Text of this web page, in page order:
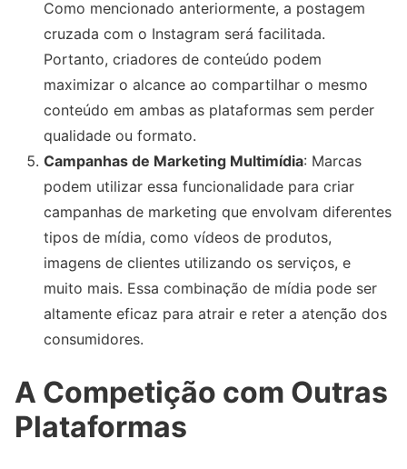
Como mencionado anteriormente, a postagem
cruzada com o Instagram será facilitada.
Portanto, criadores de conteúdo podem
maximizar o alcance ao compartilhar o mesmo
conteúdo em ambas as plataformas sem perder
qualidade ou formato.
Campanhas de Marketing Multimídia: Marcas
podem utilizar essa funcionalidade para criar
campanhas de marketing que envolvam diferentes
tipos de mídia, como vídeos de produtos,
imagens de clientes utilizando os serviços, e
muito mais. Essa combinação de mídia pode ser
altamente eficaz para atrair e reter a atenção dos
consumidores.
A Competição com Outras
Plataformas